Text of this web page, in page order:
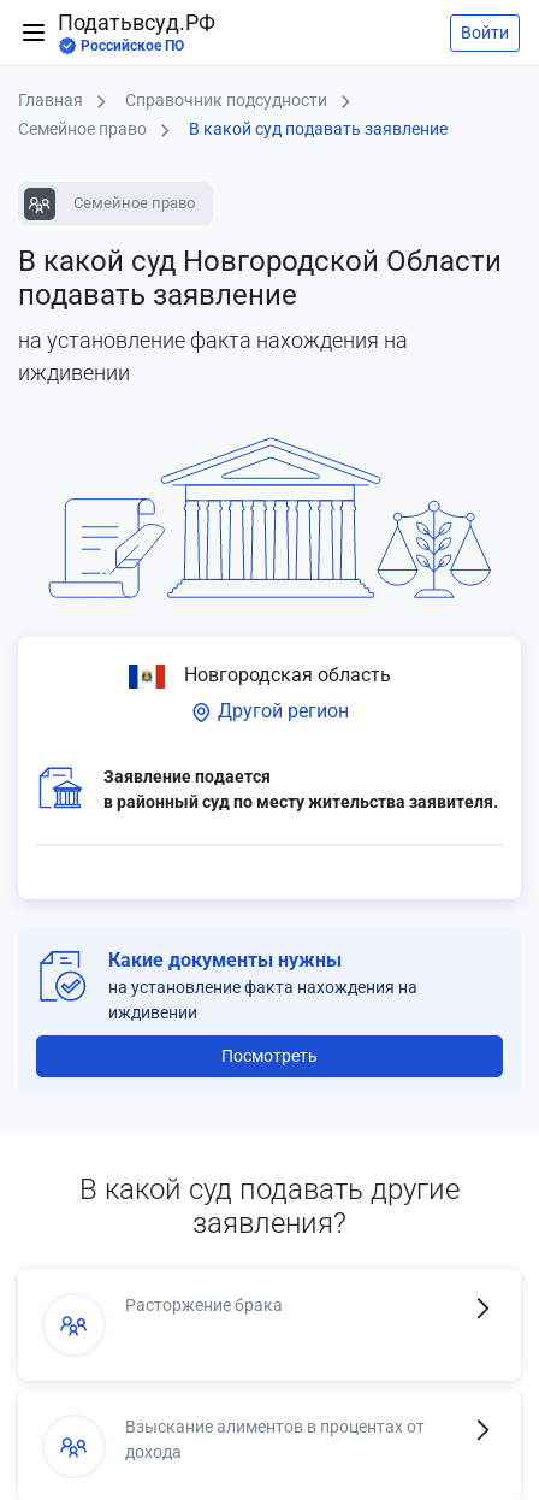
Податьвсуд.РФ
Российское ПО
Войти
Главная
Справочник подсудности
Семейное право
В какой суд подавать заявление
Семейное право
В какой суд Новгородской Области
подавать заявление
на установление факта нахождения на
иждивении
Новгородская область
Другой регион
Заявление подается
в районный суд по месту жительства заявителя.
Какие документы нужны
на установление факта нахождения на
иждивении
Посмотреть
В какой суд подавать другие
заявления?
Расторжение брака
Взыскание алиментов в процентах от
дохода